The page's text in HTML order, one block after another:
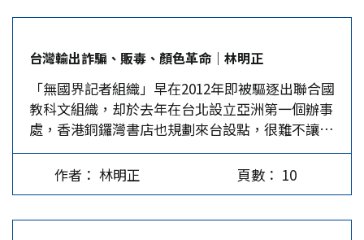
豈不令人遺憾。 司法改革國是會議紛爭多 接著上
場的大戲是，在總統府下設立的司法改革國是會
議。外界質疑總統介入司改有悖憲政體制，府方充
耳不聞。國是會議最初擬定近百議題，獨缺各界咸
認維護司法獨立不可或缺的妨害司法公正罪。輿論
連番炮轟，法務部卻以影響言論自由為由反對，最
後寡不敵眾，才勉強增列。…
台灣輸出詐騙、販毒、顏色革命｜林明正
「無國界記者組織」早在2012年即被驅逐出聯合國
教科文組織，却於去年在台北設立亞洲第一個辦事
處，香港銅鑼灣書店也規劃來台設點，很難不讓人
聯想，這些NGO組織選擇台灣作為新的反華據
點。 去年11月底，李明哲被大陸法院以「顛覆國
家政權罪」判刑5年，讓大家注意到中國大陸對所
作者： 林明正 頁數： 10